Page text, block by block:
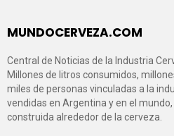
MUNDOCERVEZA.COM
Central de Noticias de la Industria
Millones de litros consumidos,
miles de personas vinculadas a la
vendidas en Argentina y en el
construida alrededor de la cerveza.